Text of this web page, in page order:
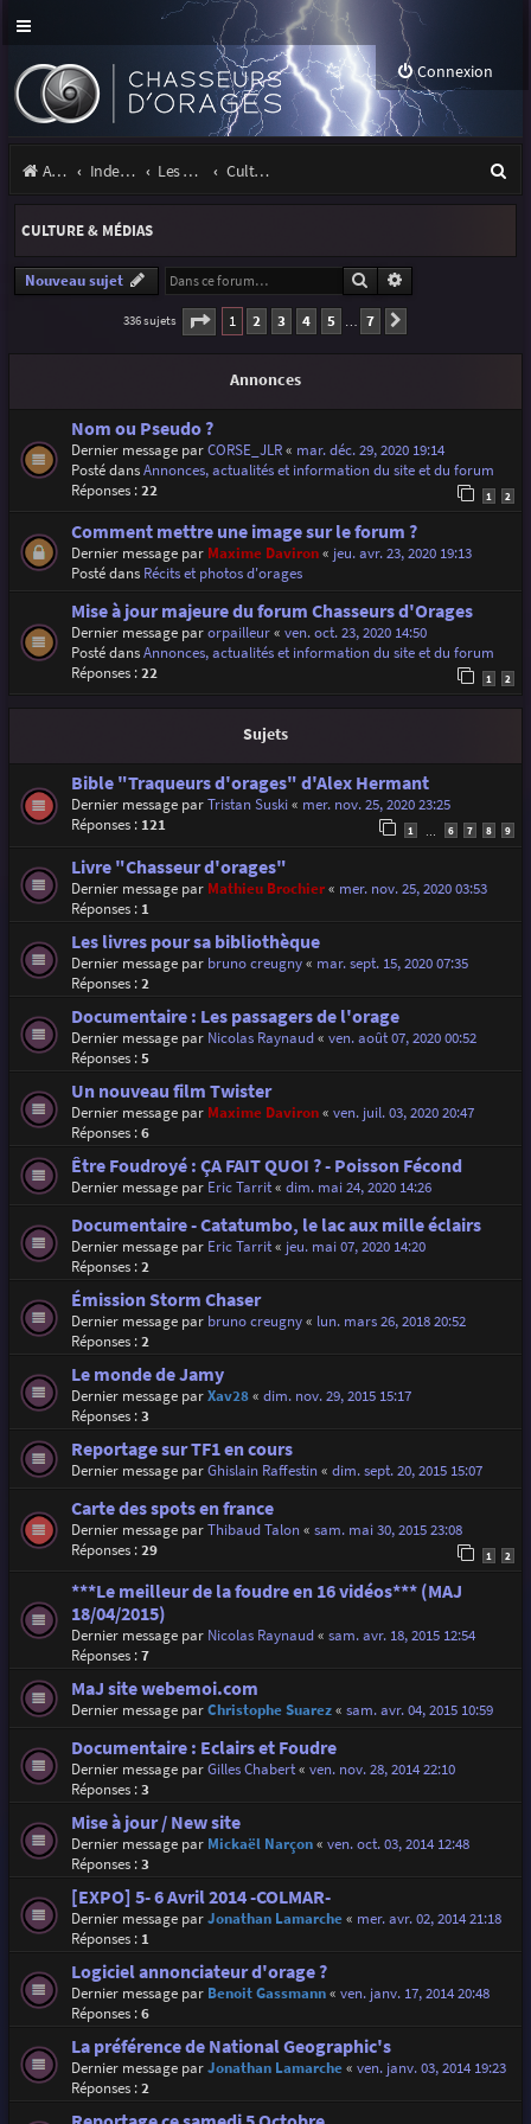
Connexion
Accueil Index du forum Les orages Culture & médias
e
r
CULTURE & MÉDIAS
Nouveau sujet Rechercher
336 sujets Page 1sur
1 2 3 4 5 … 7
Annonces
Nom ou Pseudo ?
Dernier message parCORSE_JLR« mar. déc. 29, 2020 19:14
Posté dansAnnonces, actualités et information du site et du forum
Réponses :22 1 2
Comment mettre une image sur le forum ?
Dernier message par Maxime Daviron« jeu. avr. 23, 2020 19:13
Posté dans Récits et photos d'orages
Mise à jour majeure du forum Chasseurs d'Orages
Dernier message parorpailleur« ven. oct. 23, 2020 14:50
Posté dansAnnonces, actualités et information du site et du forum
Réponses :22 1 2
Sujets
Bible "Traqueurs d'orages" d'Alex Hermant
Dernier message parTristan Suski« mer. nov. 25, 2020 23:25
Réponses : 121 1 6 7 8 9
Livre "Chasseur d'orages"
Dernier message par Mathieu Brochier« mer. nov. 25, 2020 03:53
Réponses : 1
Les livres pour sa bibliothèque
Dernier message par bruno creugny« mar. sept. 15, 2020 07:35
Réponses :2
Documentaire : Les passagers de l'orage
Dernier message par Nicolas Raynaud« ven. août 07, 2020 00:52
Réponses :5
Un nouveau film Twister
Dernier message par Maxime Daviron« ven. juil. 03, 2020 20:47
Réponses :6
Être Foudroyé : ÇA FAIT QUOI ? - Poisson Fécond
Dernier message par Eric Tarrit« dim. mai 24, 2020 14:26
Documentaire - Catatumbo, le lac aux mille éclairs
Dernier message par Eric Tarrit« jeu. mai 07, 2020 14:20
Réponses :2
Émission Storm Chaser
Dernier message par bruno creugny« lun. mars 26, 2018 20:52
Réponses :2
Le monde de Jamy
Dernier message parXav28« dim. nov. 29, 2015 15:17
Réponses :3
Reportage sur TF1 en cours
Dernier message parGhislain Raffestin« dim. sept. 20, 2015 15:07
Carte des spots en france
Dernier message parThibaud Talon« sam. mai 30, 2015 23:08
Réponses :29 1 2
***Le meilleur de la foudre en 16 vidéos*** (MAJ
18/04/2015)
Dernier message par Nicolas Raynaud« sam. avr. 18, 2015 12:54
Réponses :7
MaJ site webemoi.com
Dernier message parChristophe Suarez« sam. avr. 04, 2015 10:59
Documentaire : Eclairs et Foudre
Dernier message parGilles Chabert« ven. nov. 28, 2014 22:10
Réponses :3
Mise à jour / New site
Dernier message par Mickaël Narçon« ven. oct. 03, 2014 12:48
Réponses :3
[EXPO] 5- 6 Avril 2014 -COLMAR-
Dernier message parJonathan Lamarche« mer. avr. 02, 2014 21:18
Réponses : 1
Logiciel annonciateur d'orage ?
Dernier message par Benoit Gassmann« ven. janv. 17, 2014 20:48
Réponses :6
La préférence de National Geographic's
Dernier message parJonathan Lamarche« ven. janv. 03, 2014 19:23
Réponses :2